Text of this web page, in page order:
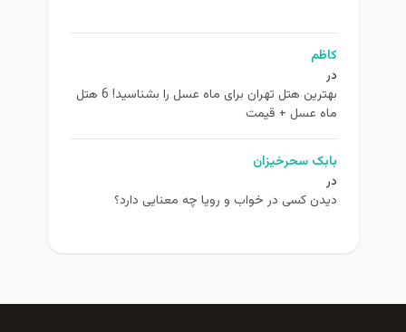
کاظم
در
بهترین هتل تهران برای ماه عسل را بشناسید! 6 هتل
ماه عسل + قیمت
بابک سحرخیزان
در
دیدن کسی در خواب و رویا چه معنایی دارد؟